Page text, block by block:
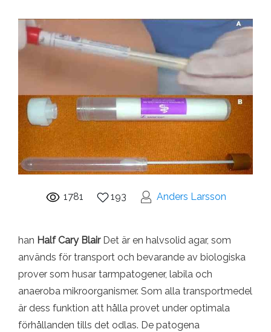
1781 193 Anders Larsson
han Half Cary BlairDet är en halvsolid agar, som
används för transport och bevarande av biologiska
prover som husar tarmpatogener, labila och
anaeroba mikroorganismer. Som alla transportmedel
är dess funktion att hålla provet under optimala
förhållanden tills det odlas. De patogena